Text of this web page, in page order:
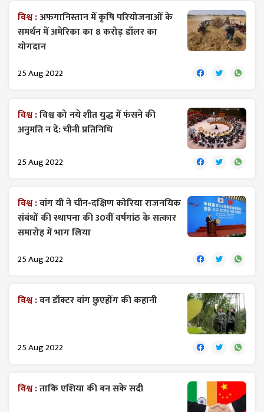
विश्व :अफगानिस्तान में कृषि परियोजनाओं के
समर्थन में अमेरिका का 8 करोड़ डॉलर का
योगदान
25 Aug 2022
विश्व :विश्व को नये शीत युद्ध में फंसने की
अनुमति न दें: चीनी प्रतिनिधि
25 Aug 2022
विश्व :वांग यी ने चीन-दक्षिण कोरिया राजनयिक
संबंधों की स्थापना की 30वीं वर्षगांठ के सत्कार
समारोह में भाग लिया
25 Aug 2022
विश्व :वन डॉक्टर वांग छुएहोंग की कहानी
25 Aug 2022
विश्व :ताकि एशिया की बन सके सदी